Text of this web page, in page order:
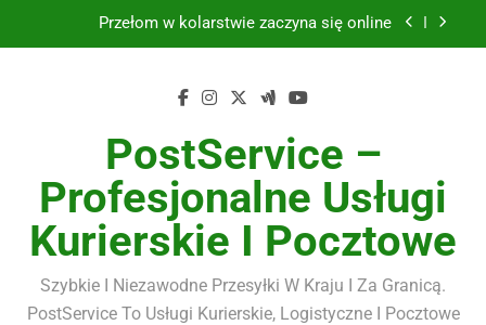
Przełom w kolarstwie zaczyna się online
Masujmnie.pl a komfort pracy
Przełom w kolarstwie zaczyna się online
Biżuteria srebrna
Kawa premium
PostService –
Profesjonalne Usługi
Kurierskie I Pocztowe
Szybkie I Niezawodne Przesyłki W Kraju I Za Granicą.
PostService To Usługi Kurierskie, Logistyczne I Pocztowe